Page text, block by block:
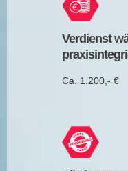
Verdienst
Ca. 1.200,- €